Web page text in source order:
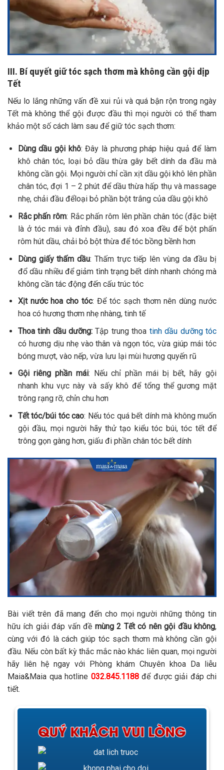
III. Bí quyết giữ tóc sạch thơm mà không cần gội dịp
Tết
Nếu lo lắng những vấn đề xui rủi và quá bận rộn trong ngày
Tết mà không thể gội được đầu thì mọi người có thể tham
khảo một số cách làm sau để giữ tóc sạch thơm:
Dùng dầu gội khô: Đây là phương pháp hiệu quả để làm
khô chân tóc, loại bỏ dầu thừa gây bết dính da đầu mà
không cần gội. Mọi người chỉ cần xịt dầu gội khô lên phần
chân tóc, đợi 1 – 2 phút để dầu thừa hấp thụ và massage
nhẹ, chải đầu đểloại bỏ phần bột trắng của dầu gội khô
Rắc phấn rôm: Rắc phấn rôm lên phần chân tóc (đặc biệt
là ở tóc mái và đỉnh đầu), sau đó xoa đều để bột phấn
rôm hút dầu, chải bỏ bột thừa để tóc bồng bềnh hơn
Dùng giấy thấm dầu: Thấm trực tiếp lên vùng da đầu bị
đổ dầu nhiều để giảm tình trạng bết dính nhanh chóng mà
không cần tác động đến cấu trúc tóc
Xịt nước hoa cho tóc: Để tóc sạch thơm nên dùng nước
hoa có hương thơm nhẹ nhàng, tinh tế
Thoa tinh dầu dưỡng: Tập trung thoa tinh dầu dưỡng tóc
có hương dịu nhẹ vào thân và ngọn tóc, vừa giúp mái tóc
bóng mượt, vào nếp, vừa lưu lại mùi hương quyến rũ
Gội riêng phần mái:
Nếu chỉ phần mái bị bết, hãy gội
nhanh khu vực này và sấy khô để tổng thể gương mặt
trông rạng rỡ, chỉn chu hơn
Tết tóc/búi tóc cao: Nếu tóc quá bết dính mà không muốn
gội đầu, mọi người hãy thử tạo kiểu tóc búi, tóc tết để
trông gọn gàng hơn, giấu đi phần chân tóc bết dính
Bài viết trên đã mang đến cho mọi người những thông tin
hữu ích giải đáp vấn đề mùng 2 Tết có nên gội đầu không,
cùng với đó là cách giúp tóc sạch thơm mà không cần gội
đầu. Nếu còn bất kỳ thắc mắc nào khác liên quan, mọi người
hãy liên hệ ngay với Phòng khám Chuyên khoa Da liễu
Maia&Maia qua hotline 032.845.1188để được giải đáp chi
tiết.